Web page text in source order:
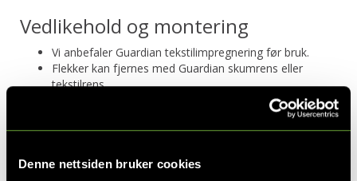
Denne nettsiden bruker cookies
Vedlikehold og montering
Vi anbefaler Guardian tekstilimpregnering før bruk.
Flekker kan fjernes med Guardian skumrens eller
tekstilrens.
nettbutikken? Kom til en av våre butikker og slå av en prat